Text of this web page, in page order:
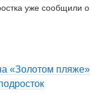
уже сообщили о
«Золотом пляже»